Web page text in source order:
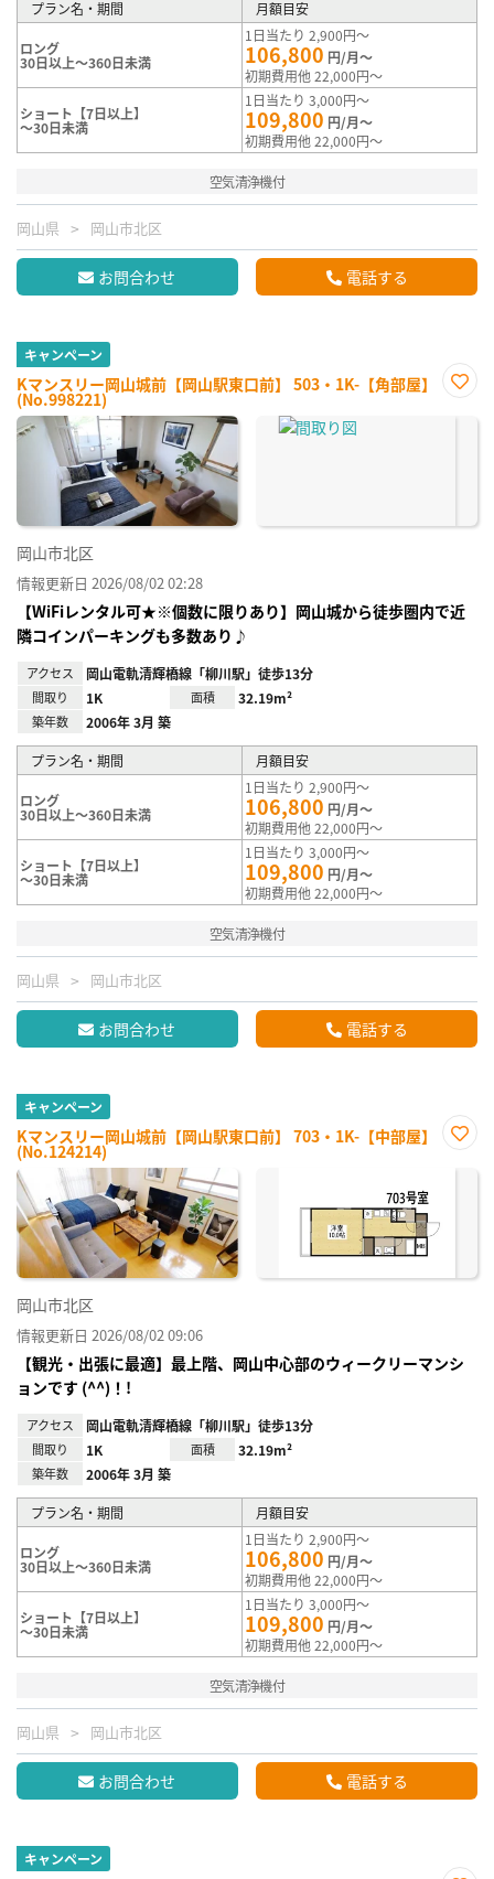
プラン名・期間 月額目安
ロング
30日以上～360日未満
1日当たり 2,900円～
106,800 円/月～
初期費用他 22,000円～
ショート【7日以上】
～30日未満
1日当たり 3,000円～
109,800 円/月～
初期費用他 22,000円～
空気清浄機付
岡山県 岡山市北区
お問合わせ 電話する
キャンペーン
Kマンスリー岡山城前【岡山駅東口前】 503・1K-【角部屋】
(No.998221)
に入
岡山市北区
情報更新日 2026/08/02 02:28
【WiFiレンタル可★※個数に限りあり】岡山城から徒歩圏内で近
隣コインパーキングも多数あり♪
アクセス 岡山電軌清輝橋線「柳川駅」徒歩13分
間取り 1K 面積 32.19m²
築年数 2006年 3月 築
プラン名・期間 月額目安
ロング
30日以上～360日未満
1日当たり 2,900円～
106,800 円/月～
初期費用他 22,000円～
ショート【7日以上】
～30日未満
1日当たり 3,000円～
109,800 円/月～
初期費用他 22,000円～
空気清浄機付
岡山県 岡山市北区
お問合わせ 電話する
キャンペーン
Kマンスリー岡山城前【岡山駅東口前】 703・1K-【中部屋】
(No.124214)
に入
岡山市北区
情報更新日 2026/08/02 09:06
【観光・出張に最適】最上階、岡山中心部のウィークリーマンシ
ョンです (^^)！!
アクセス 岡山電軌清輝橋線「柳川駅」徒歩13分
間取り 1K 面積 32.19m²
築年数 2006年 3月 築
プラン名・期間 月額目安
ロング
30日以上～360日未満
1日当たり 2,900円～
106,800 円/月～
初期費用他 22,000円～
ショート【7日以上】
～30日未満
1日当たり 3,000円～
109,800 円/月～
初期費用他 22,000円～
空気清浄機付
岡山県 岡山市北区
お問合わせ 電話する
キャンペーン